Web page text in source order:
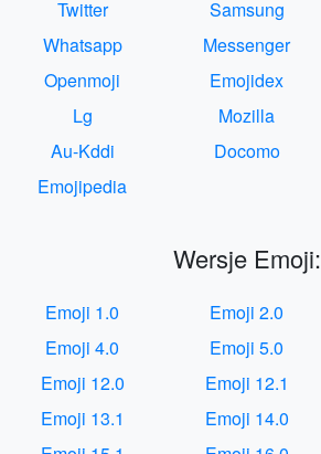
Twitter
Samsung
Whatsapp
Messenger
Openmoji
Emojidex
Lg
Mozilla
Au-Kddi
Docomo
Emojipedia
Wersje Emoji:
Emoji 1.0 Emoji 2.0
Emoji 4.0
Emoji 5.0
Emoji 12.0
Emoji 12.1
Emoji 13.1
Emoji 14.0